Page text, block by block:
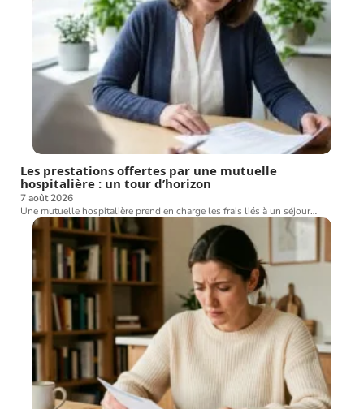
Les prestations offertes par une mutuelle
hospitalière : un tour d’horizon
7 août 2026
Une mutuelle hospitalière prend en charge les frais liés à un séjour…